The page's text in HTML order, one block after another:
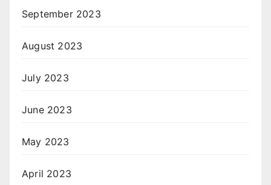
September 2023
August 2023
July 2023
June 2023
May 2023
April 2023